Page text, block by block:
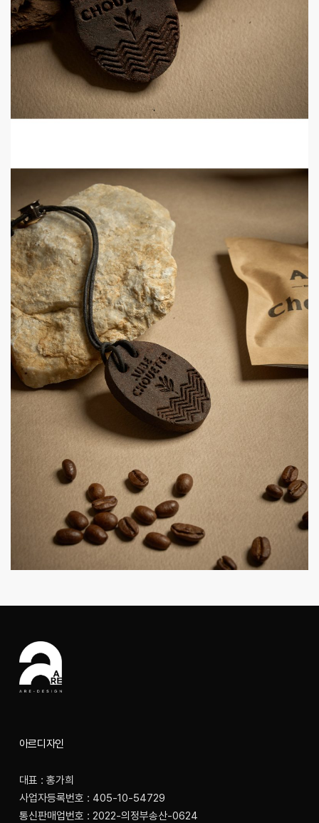
아르디자인
대표 : 홍가희
사업자등록번호 : 405-10-54729
통신판매업번호 : 2022-의정부송산-0624